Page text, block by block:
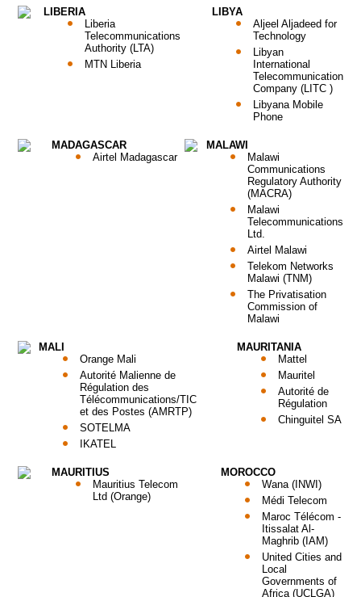
LIBERIA
Liberia
Telecommunications
Authority (LTA)
MTN Liberia
LIBYA
Aljeel Aljadeed for
Technology
Libyan
International
Telecommunication
Company (LITC )
Libyana Mobile
Phone
MADAGASCAR
Airtel Madagascar
MALAWI
Malawi
Communications
Regulatory Authority
(MACRA)
Malawi
Telecommunications
Ltd.
Airtel Malawi
Telekom Networks
Malawi (TNM)
The Privatisation
Commission of
Malawi
MALI
Orange Mali
Autorité Malienne de
Régulation des
Télécommunications/TIC
et des Postes (AMRTP)
SOTELMA
IKATEL
MAURITANIA
Mattel
Mauritel
Autorité de
Régulation
Chinguitel SA
MAURITIUS
Mauritius Telecom
Ltd (Orange)
MOROCCO
Wana (INWI)
Médi Telecom
Maroc Télécom -
Itissalat Al-
Maghrib (IAM)
United Cities and
Local
Governments of
Africa (UCLGA)